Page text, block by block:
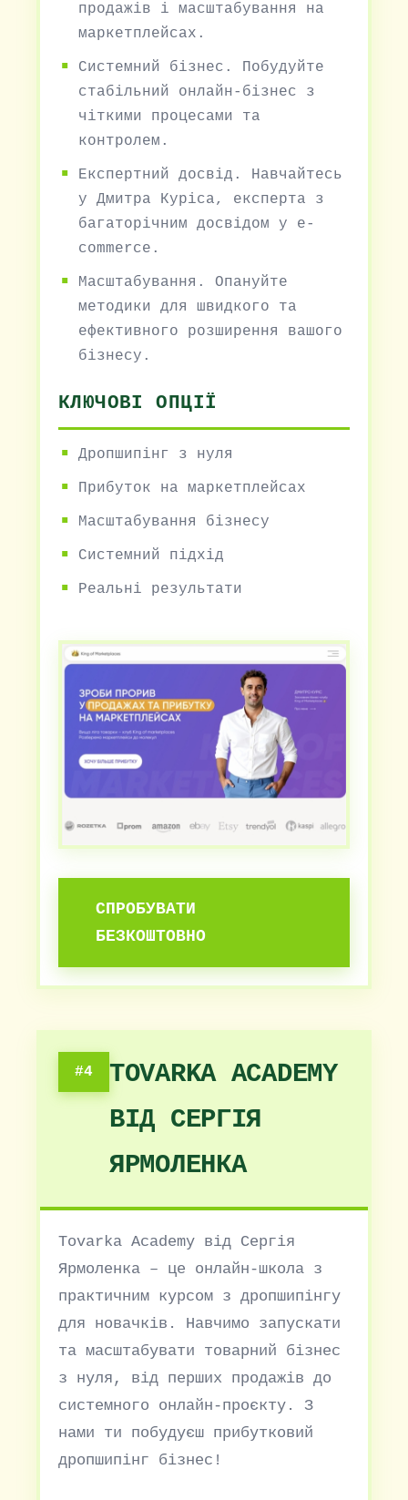
продажів і масштабування на
маркетплейсах.
Системний бізнес. Побудуйте
стабільний онлайн-бізнес з
чіткими процесами та
контролем.
Експертний досвід. Навчайтесь
у Дмитра Куріса, експерта з
багаторічним досвідом у e-
commerce.
Масштабування. Опануйте
методики для швидкого та
ефективного розширення вашого
бізнесу.
КЛЮЧОВІ ОПЦІЇ
Дропшипінг з нуля
Прибуток на маркетплейсах
Масштабування бізнесу
Системний підхід
Реальні результати
СПРОБУВАТИ
БЕЗКОШТОВНО
#4
TOVARKA ACADEMY
ВІД СЕРГІЯ
ЯРМОЛЕНКА
Tovarka Academy від Сергія
Ярмоленка – це онлайн-школа з
практичним курсом з дропшипінгу
для новачків. Навчимо запускати
та масштабувати товарний бізнес
з нуля, від перших продажів до
системного онлайн-проєкту. З
нами ти побудуєш прибутковий
дропшипінг бізнес!